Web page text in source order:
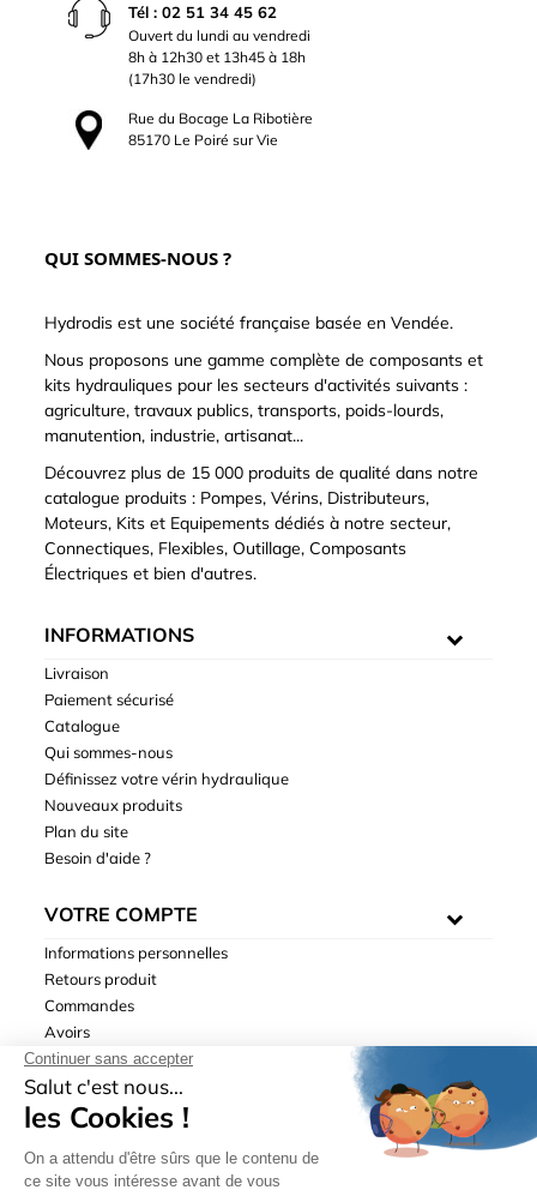
Tél : 02 51 34 45 62
Ouvert du lundi au vendredi
8h à 12h30 et 13h45 à 18h
(17h30 le vendredi)
Rue du Bocage La Ribotière
85170 Le Poiré sur Vie
QUI SOMMES-NOUS ?
Hydrodis est une société française basée en Vendée.
Nous proposons une gamme complète de composants et
kits hydrauliques pour les secteurs d'activités suivants :
agriculture, travaux publics, transports, poids-lourds,
manutention, industrie, artisanat...
Découvrez plus de 15 000 produits de qualité dans notre
catalogue produits : Pompes, Vérins, Distributeurs,
Moteurs, Kits et Equipements dédiés à notre secteur,
Connectiques, Flexibles, Outillage, Composants
Électriques et bien d'autres.
INFORMATIONS
Livraison
Paiement sécurisé
Catalogue
Qui sommes-nous
Définissez votre vérin hydraulique
Nouveaux produits
Plan du site
Besoin d'aide ?
VOTRE COMPTE
Informations personnelles
Retours produit
Commandes
Avoirs
Adresses
Bons de réduction